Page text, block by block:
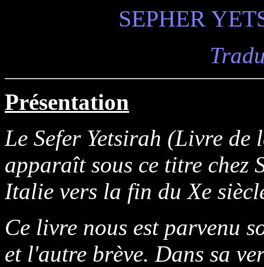
SEPHER
Présentation
Le Sefer Yetsirah (Livre
apparaît sous ce titre
Italie vers la fin du Xe
Ce livre nous est parvenu
et l'autre brève. Dans sa